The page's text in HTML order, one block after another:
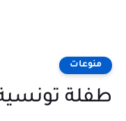
منوعات
طفلة